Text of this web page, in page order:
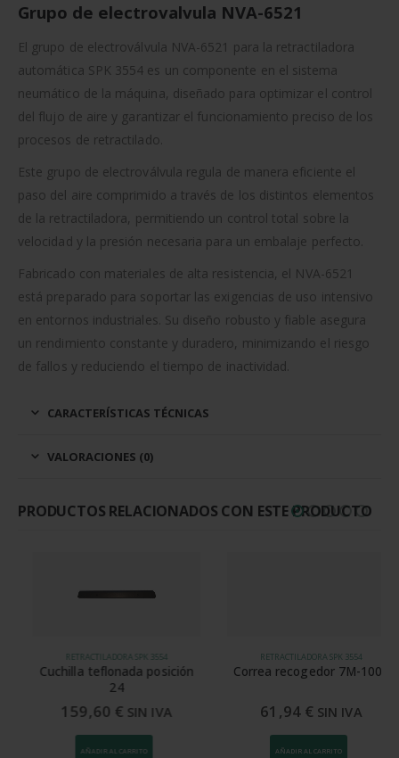
Grupo de electrovalvula NVA-6521
El grupo de electroválvula NVA-6521 para la retractiladora
automática SPK 3554 es un componente en el sistema
neumático de la máquina, diseñado para optimizar el control
del flujo de aire y garantizar el funcionamiento preciso de los
procesos de retractilado.
Este grupo de electroválvula regula de manera eficiente el
paso del aire comprimido a través de los distintos elementos
de la retractiladora, permitiendo un control total sobre la
velocidad y la presión necesaria para un embalaje perfecto.
Fabricado con materiales de alta resistencia, el NVA-6521
está preparado para soportar las exigencias de uso intensivo
en entornos industriales. Su diseño robusto y fiable asegura
un rendimiento constante y duradero, minimizando el riesgo
de fallos y reduciendo el tiempo de inactividad.
CARACTERÍSTICAS TÉCNICAS
VALORACIONES (0)
PRODUCTOS RELACIONADOS CON ESTE PRODUCTO
RETRACTILADORA SPK 3554
Cuchilla teflonada posición
159,60€ SIN IVA
AÑADIR AL CARRITO
RETRACTILADORA SPK 3554
Correa recogedor 7M-1000
61,94€ SIN IVA
AÑADIR AL CARRITO